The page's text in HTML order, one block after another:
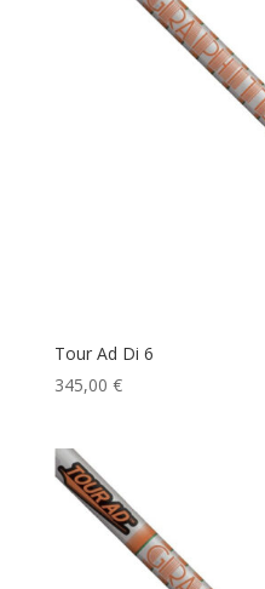
Tour Ad Di 6
345,00 €